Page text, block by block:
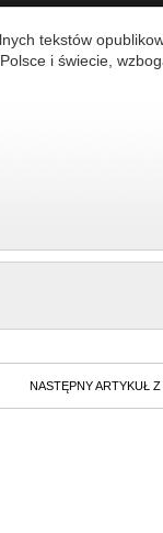
tekstów
i świecie,
NASTĘPNY ARTYKUŁ